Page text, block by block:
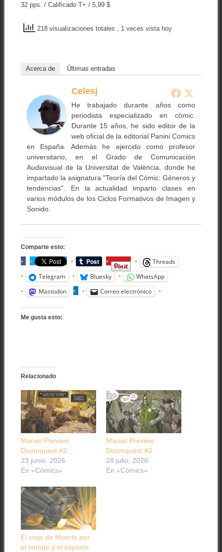
32 pps. / Calificado T+ / 5,99 $
218 visualizaciones totales , 1 veces vista hoy
Acerca de Últimas entradas
Celesj
He trabajado durante años como
periodista especializado en cómic.
Durante 15 años, he sido editor de la
web oficial de la editorial Panini Comics
en España. Además he ejercido como profesor
universitario, en el Grado de Comunicación
Audiovisual de la Universitat de València, donde he
impartado la asignatura "Teoría del Cómic: Géneros y
tendencias". En la actualidad imparto clases en
varios módulos de los Ciclos Formativos de Imagen y
Sonido.
Comparte esto:
Threads
Telegram
Bluesky
WhatsApp
Mastodon
Correo electrónico
Me gusta esto:
Relacionado
Marvel Preview
Doomquest #2
23 junio, 2026
En «Cómics»
Marvel Preview
Doomquest #3
28 julio, 2026
En «Cómics»
El viaje de Muerte por
el tiempo y el espacio